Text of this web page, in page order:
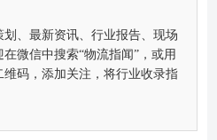
划、最新资讯、行业报告、现场
微信中搜索“物流指闻”，或用
维码，添加关注，将行业收录指